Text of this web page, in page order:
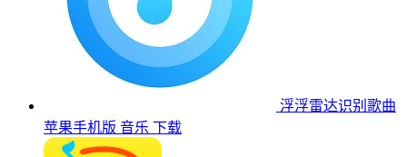
浮浮雷达识别歌曲
苹果手机版 音乐 下载